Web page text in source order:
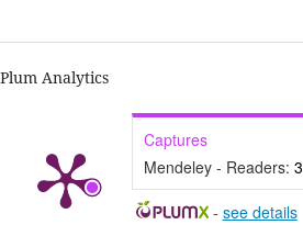
Plum Analytics
Captures
Mendeley - Readers: 3
- see details